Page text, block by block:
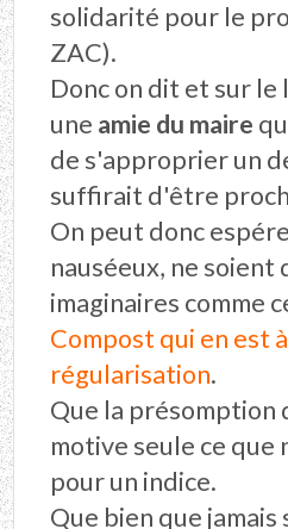
solidarité pour le
ZAC).
Donc on dit et sur le
une amie du maire
de s'approprier un
suffirait d'être
On peut donc
nauséeux, ne soient
imaginaires comme
Compost qui en est
régularisation.
Que la présomption
motive seule ce que
pour un indice.
Que bien que jamais